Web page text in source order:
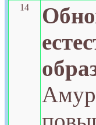
14